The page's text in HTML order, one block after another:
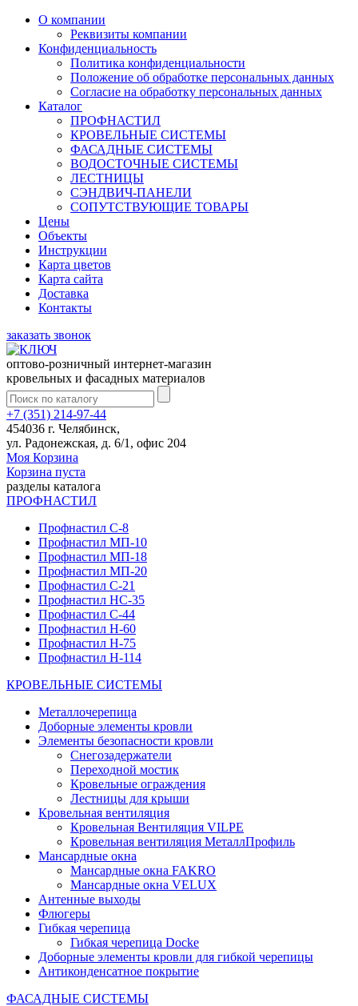
О компании
Реквизиты компании
Конфиденциальность
Политика конфиденциальности
Положение об обработке персональных данных
Согласие на обработку персональных данных
Каталог
ПРОФНАСТИЛ
КРОВЕЛЬНЫЕ СИСТЕМЫ
ФАСАДНЫЕ СИСТЕМЫ
ВОДОСТОЧНЫЕ СИСТЕМЫ
ЛЕСТНИЦЫ
СЭНДВИЧ-ПАНЕЛИ
СОПУТСТВУЮЩИЕ ТОВАРЫ
Цены
Объекты
Инструкции
Карта цветов
Карта сайта
Доставка
Контакты
заказать звонок
оптово-розничный интернет-магазин
кровельных и фасадных материалов
+7 (351) 214-97-44
454036 г. Челябинск,
ул. Радонежская, д. 6/1, офис 204
Моя Корзина
Корзина пуста
разделы каталога
ПРОФНАСТИЛ
Профнастил С-8
Профнастил МП-10
Профнастил МП-18
Профнастил МП-20
Профнастил С-21
Профнастил НС-35
Профнастил С-44
Профнастил Н-60
Профнастил Н-75
Профнастил Н-114
КРОВЕЛЬНЫЕ СИСТЕМЫ
Металлочерепица
Доборные элементы кровли
Элементы безопасности кровли
Снегозадержатели
Переходной мостик
Кровельные ограждения
Лестницы для крыши
Кровельная вентиляция
Кровельная Вентиляция VILPE
Кровельная вентиляция МеталлПрофиль
Мансардные окна
Мансардные окна FAKRO
Мансардные окна VELUX
Антенные выходы
Флюгеры
Гибкая черепица
Гибкая черепица Docke
Доборные элементы кровли для гибкой черепицы
Антиконденсатное покрытие
ФАСАДНЫЕ СИСТЕМЫ